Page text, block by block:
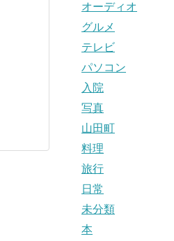
オーディオ
グルメ
テレビ
パソコン
入院
写真
山田町
料理
旅行
日常
未分類
本